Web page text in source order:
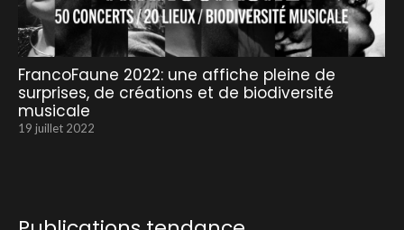
FrancoFaune 2022: une affiche pleine de
surprises, de créations et de biodiversité
musicale
19 juillet 2022